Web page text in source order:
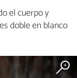
el cuerpo y
doble en blanco